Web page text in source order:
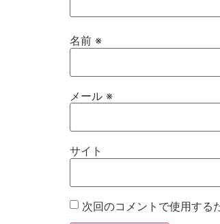
名前 ※
メール ※
サイト
次回のコメントで使用する